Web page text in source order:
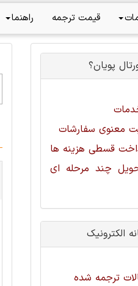
قیمت ترجمه راهنما
پویان؟
معنوی سفارشات
قسطی هزینه ها
چند مرحله ای
الکترونیک
ترجمه شده